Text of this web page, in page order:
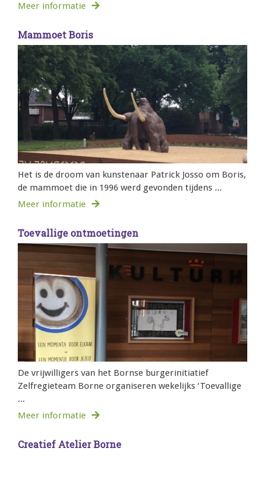
Meer informatie
Mammoet Boris
Het is de droom van kunstenaar Patrick Josso om Boris,
de mammoet die in 1996 werd gevonden tijdens ...
Meer informatie
Toevallige ontmoetingen
De vrijwilligers van het Bornse burgerinitiatief
Zelfregieteam Borne organiseren wekelijks ‘Toevallige
...
Meer informatie
Creatief Atelier Borne